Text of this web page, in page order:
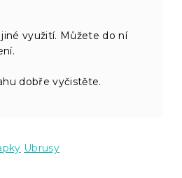
využití. Můžete do ní
dobře vyčistěte.
Ubrusy